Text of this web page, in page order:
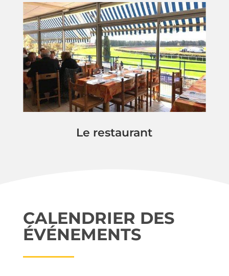
Le restaurant
CALENDRIER DES
ÉVÉNEMENTS